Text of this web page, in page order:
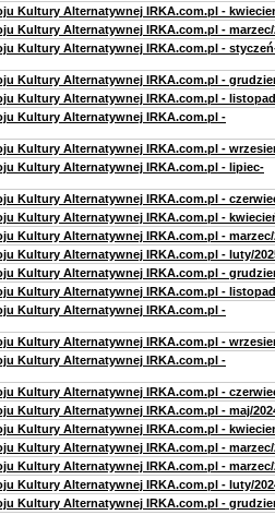
Kultury Alternatywnej IRKA.com.pl -
Kultury Alternatywnej IRKA.com.pl - marzec/
Kultury Alternatywnej IRKA.com.pl -
Kultury Alternatywnej IRKA.com.pl -
Kultury Alternatywnej IRKA.com.pl -
Kultury Alternatywnej IRKA.com.pl -
Kultury Alternatywnej IRKA.com.pl -
Kultury Alternatywnej IRKA.com.pl - lipiec-
Kultury Alternatywnej IRKA.com.pl -
Kultury Alternatywnej IRKA.com.pl -
Kultury Alternatywnej IRKA.com.pl - marzec/
Kultury Alternatywnej IRKA.com.pl - luty/
Kultury Alternatywnej IRKA.com.pl -
Kultury Alternatywnej IRKA.com.pl -
Kultury Alternatywnej IRKA.com.pl -
Kultury Alternatywnej IRKA.com.pl -
Kultury Alternatywnej IRKA.com.pl -
Kultury Alternatywnej IRKA.com.pl -
Kultury Alternatywnej IRKA.com.pl - maj/
Kultury Alternatywnej IRKA.com.pl -
Kultury Alternatywnej IRKA.com.pl - marzec/
Kultury Alternatywnej IRKA.com.pl - marzec/
Kultury Alternatywnej IRKA.com.pl - luty/
Kultury Alternatywnej IRKA.com.pl -